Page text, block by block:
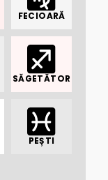
FECIOARĂ
SĂGETĂTOR
PEȘTI